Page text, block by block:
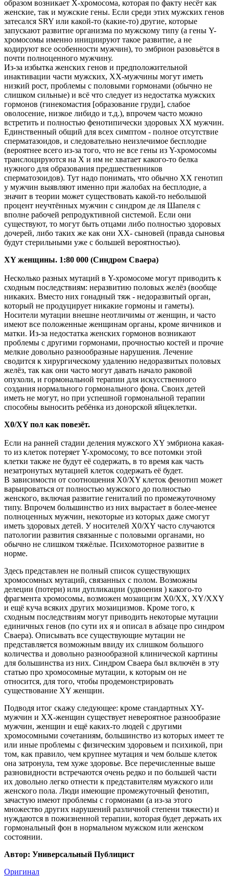
образом возникает Х-хромосома, которая по факту несёт как
женские, так и мужские гены. Если среди этих мужских генов
затесался SRY или какой-то (какие-то) другие, которые
запускают развитие организма по мужскому типу (а гены Y-
хромосомы именно инициируют такое развитие, а не
кодируют все особенности мужчин), то эмбрион разовьётся в
почти полноценного мужчину.
Из-за избытка женских генов и предположительной
инактивации части мужских, ХХ-мужчины могут иметь
низкий рост, проблемы с половыми гормонами (обычно не
слишком сильные) и всё что следует из недостатка мужских
гормонов (гинекомастия [образование груди], слабое
оволосение, низкое либидо и т.д.), впрочем часто можно
встретить и полностью фенотипически здоровых ХХ мужчин.
Единственный общий для всех симптом - полное отсутствие
сперматазоидов, и следовательно неизлечимое бесплодие
(вероятнее всего из-за того, что не все гены из Y-хромосомы
транслоцируются на Х и им не хватает какого-то белка
нужного для образования предшественников
сперматозоидов). Тут надо понимать, что обычно ХХ генотип
у мужчин выявляют именно при жалобах на бесплодие, а
значит в теории может существовать какой-то небольшой
процент неучтённых мужчин с синдром де ля Шапеля с
вполне рабочей репродуктивной системой. Если они
существуют, то могут быть отцами либо полностью здоровых
дочерей, либо таких же как они ХХ- сыновей (правда сыновья
будут стерильными уже с большей вероятностью).
XY женщины. 1:80 000 (Синдром Сваера)
Несколько разных мутаций в Y-хромосоме могут приводить к
сходным последствиям: неразвитию половых желёз (вообще
никаких. Вместо них гонадный тяж - недоразвитый орган,
который не продуцирует никакие гормоны и гаметы).
Носители мутации внешне неотличимы от женщин, и часто
имеют все положенные женщинам органы, кроме яичников и
матки. Из-за недостатка женских гормонов возникают
проблемы с другими гормонами, прочностью костей и прочие
мелкие довольно разнообразные нарушения. Лечение
сводится к хирургическому удалению недоразвитых половых
желёз, так как они часто могут давать начало раковой
опухоли, и гормональной терапии для искусственного
создания нормального гормонального фона. Своих детей
иметь не могут, но при успешной гормональной терапии
способны выносить ребёнка из донорской яйцеклетки.
X0/XY пол как повезёт.
Если на ранней стадии деления мужского ХY эмбриона какая-
то из клеток потеряет Y-хромосому, то все потомки этой
клетки также не будут её содержать, в то время как часть
незатронутых мутацией клеток содержать её будет.
В зависимости от соотношения X0/XY клеток фенотип может
варьироваться от полностью мужского до полностью
женского, включая развитие гениталий по промежуточному
типу. Впрочем большинство из них вырастает в более-менее
полноценных мужчин, некоторые из которых даже смогут
иметь здоровых детей. У носителей X0/XY часто случаются
патологии развития связанные с половыми органами, но
обычно не слишком тяжёлые. Психомоторное развитие в
норме.
Здесь представлен не полный список существующих
хромосомных мутаций, связанных с полом. Возможны
делеции (потери) или дупликации (удвоения ) какого-то
фрагмента хромосомы, возможен мозаицизм Х0/ХХ, ХY/ХХY
и ещё куча всяких других мозаицизмов. Кроме того, к
сходным последствиям могут приводить некоторые мутации
единичных генов (по сути их я и описал в абзаце про синдром
Сваера). Описывать все существующие мутации не
представляется возможным ввиду их слишком большого
количества и довольно разнообразной клинической картины
для большинства из них. Синдром Сваера был включён в эту
статью про хромосомные мутации, к которым он не
относится, для того, чтобы продемонстрировать
существование XY женщин.
Подводя итог скажу следующее: кроме стандартных XY-
мужчин и ХХ-женщин существует невероятное разнообразие
мужчин, женщин и ещё каких-то людей с другими
хромосомными сочетаниям, большинство из которых имеет те
или иные проблемы с физическим здоровьем и психикой, при
том, как правило, чем крупнее мутация и чем больше клеток
она затронула, тем хуже здоровье. Все перечисленные выше
разновидности встречаются очень редко и по большей части
их довольно легко отнести к представителям мужского или
женского пола. Люди имеющие промежуточный фенотип,
зачастую имеют проблемы с гормонами (а из-за этого
множество других нарушений различной степени тяжести) и
нуждаются в пожизненной терапии, которая будет держать их
гормональный фон в нормальном мужском или женском
состоянии.
Автор: Универсальный Публицист
Оригинал